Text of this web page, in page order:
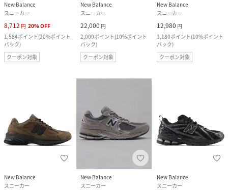
New Balance
スニーカー
8,712 円 20%OFF
1,584ポイント(20%ポイント
バック)
クーポン対象
New Balance
スニーカー
22,000 円
2,000ポイント(10%ポイント
バック)
クーポン対象
New Balance
スニーカー
12,980 円
1,180ポイント(10%ポイント
バック)
クーポン対象
New Balance
スニーカー
New Balance
スニーカー
New Balance
スニーカー